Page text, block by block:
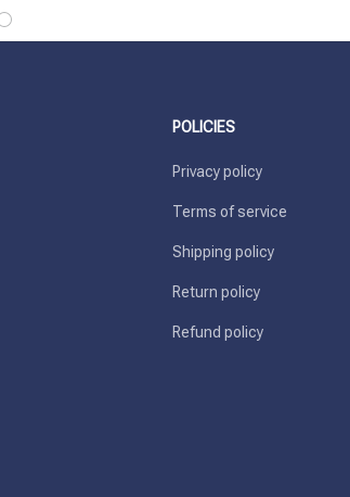
POLICIES
Privacy policy
Terms of service
Shipping policy
Return policy
Refund policy